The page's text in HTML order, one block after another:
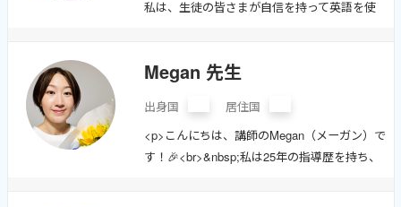
も多数公開しています！</p><ul><li>お一人お
ン</li><li>24年のイギリス在住経験を活かした
私は、生徒の皆さまが自信を持って英語を使
アまで幅広い年齢層の生徒さんを対象に、英
た。<br>多くの生徒さんが合格を果たし、喜
びの声をいただいています！</p><ul><li>
<strong>豊富な合格実績</strong>：英検5
Megan 先生
出身国
居住国
<p>こんにちは、講師のMegan（メーガン）で
す！🎉<br>&nbsp;私は25年の指導歴を持ち、